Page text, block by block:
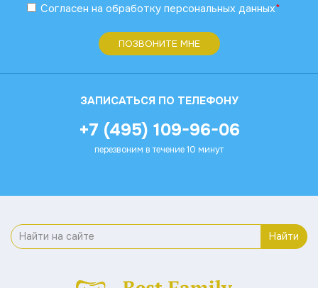
Согласен на обработку персональных данных*
ПОЗВОНИТЕ МНЕ
ЗАПИСАТЬСЯ ПО ТЕЛЕФОНУ
+7 (495) 109-96-06
перезвоним в течение 10 минут
Найти